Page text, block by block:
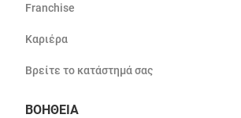
Franchise
Καριέρα
Βρείτε το κατάστημά σας
ΒΟΗΘΕΙΑ